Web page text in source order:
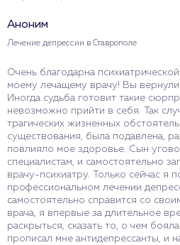
Аноним
Лечение депрессии в Ставрополе
Очень благодарна
моему лечащему врачу! Вы
Иногда судьба готовит такие
невозможно прийти в себя. Так
трагических жизненных
существования, была подавлена,
повлияло мое здоровье. Сын
специалистам, и самостоятельно
врачу-психиатру. Только сейчас я
профессиональном лечении
самостоятельно справится со
врача, я впервые за длительное
раскрыться, сказать то, о чем
прописал мне антидепрессанты, и